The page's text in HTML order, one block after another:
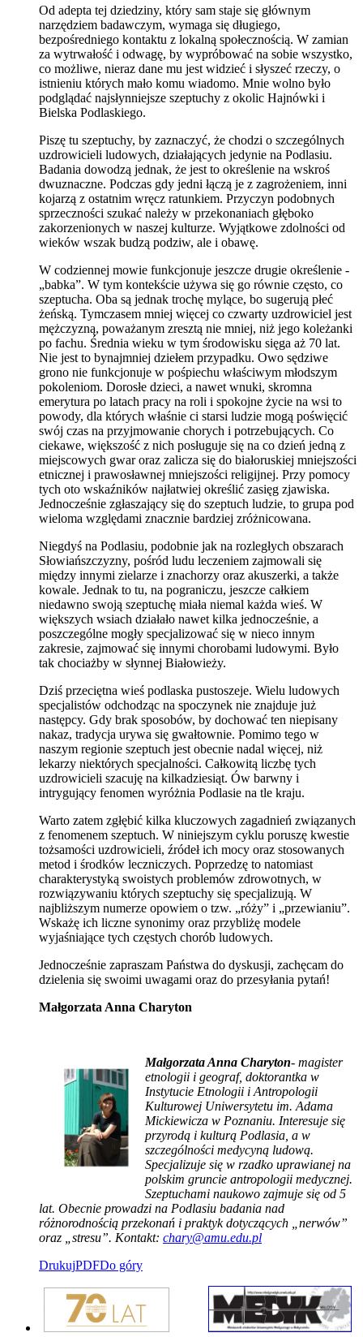
Od adepta tej dziedziny, który sam staje się głównym
narzędziem badawczym, wymaga się długiego,
bezpośredniego kontaktu z lokalną społecznością. W zamian
za wytrwałość i odwagę, by wypróbować na sobie wszystko,
co możliwe, nieraz dane mu jest widzieć i słyszeć rzeczy, o
istnieniu których mało komu wiadomo. Mnie wolno było
podglądać najsłynniejsze szeptuchy z okolic Hajnówki i
Bielska Podlaskiego.
Piszę tu szeptuchy, by zaznaczyć, że chodzi o szczególnych
uzdrowicieli ludowych, działających jedynie na Podlasiu.
Badania dowodzą jednak, że jest to określenie na wskroś
dwuznaczne. Podczas gdy jedni łączą je z zagrożeniem, inni
kojarzą z ostatnim wręcz ratunkiem. Przyczyn podobnych
sprzeczności szukać należy w przekonaniach głęboko
zakorzenionych w naszej kulturze. Wyjątkowe zdolności od
wieków wszak budzą podziw, ale i obawę.
W codziennej mowie funkcjonuje jeszcze drugie określenie -
„babka”. W tym kontekście używa się go równie często, co
szeptucha. Oba są jednak trochę mylące, bo sugerują płeć
żeńską. Tymczasem mniej więcej co czwarty uzdrowiciel jest
mężczyzną, poważanym zresztą nie mniej, niż jego koleżanki
po fachu. Średnia wieku w tym środowisku sięga aż 70 lat.
Nie jest to bynajmniej dziełem przypadku. Owo sędziwe
grono nie funkcjonuje w pośpiechu właściwym młodszym
pokoleniom. Dorosłe dzieci, a nawet wnuki, skromna
emerytura po latach pracy na roli i spokojne życie na wsi to
powody, dla których właśnie ci starsi ludzie mogą poświęcić
swój czas na przyjmowanie chorych i potrzebujących. Co
ciekawe, większość z nich posługuje się na co dzień jedną z
miejscowych gwar oraz zalicza się do białoruskiej mniejszości
etnicznej i prawosławnej mniejszości religijnej. Przy pomocy
tych oto wskaźników najłatwiej określić zasięg zjawiska.
Jednocześnie zgłaszający się do szeptuch ludzie, to grupa pod
wieloma względami znacznie bardziej zróżnicowana.
Niegdyś na Podlasiu, podobnie jak na rozległych obszarach
Słowiańszczyzny, pośród ludu leczeniem zajmowali się
między innymi zielarze i znachorzy oraz akuszerki, a także
kowale. Jednak to tu, na pograniczu, jeszcze całkiem
niedawno swoją szeptuchę miała niemal każda wieś. W
większych wsiach działało nawet kilka jednocześnie, a
poszczególne mogły specjalizować się w nieco innym
zakresie, zajmować się innymi chorobami ludowymi. Było
tak chociażby w słynnej Białowieży.
Dziś przeciętna wieś podlaska pustoszeje. Wielu ludowych
specjalistów odchodząc na spoczynek nie znajduje już
następcy. Gdy brak sposobów, by dochować ten niepisany
nakaz, tradycja urywa się gwałtownie. Pomimo tego w
naszym regionie szeptuch jest obecnie nadal więcej, niż
lekarzy niektórych specjalności. Całkowitą liczbę tych
uzdrowicieli szacuję na kilkadziesiąt. Ów barwny i
intrygujący fenomen wyróżnia Podlasie na tle kraju.
Warto zatem zgłębić kilka kluczowych zagadnień związanych
z fenomenem szeptuch. W niniejszym cyklu poruszę kwestie
tożsamości uzdrowicieli, źródeł ich mocy oraz stosowanych
metod i środków leczniczych. Poprzedzę to natomiast
charakterystyką swoistych problemów zdrowotnych, w
rozwiązywaniu których szeptuchy się specjalizują. W
najbliższym numerze opowiem o tzw. „róży” i „przewianiu”.
Wskażę ich liczne synonimy oraz przybliżę modele
wyjaśniające tych częstych chorób ludowych.
Jednocześnie zapraszam Państwa do dyskusji, zachęcam do
dzielenia się swoimi uwagami oraz do przesyłania pytań!
Małgorzata Anna Charyton
Małgorzata Anna Charyton- magister
etnologii i geograf, doktorantka w
Instytucie Etnologii i Antropologii
Kulturowej Uniwersytetu im. Adama
Mickiewicza w Poznaniu. Interesuje się
przyrodą i kulturą Podlasia, a w
szczególności medycyną ludową.
Specjalizuje się w rzadko uprawianej na
polskim gruncie antropologii medycznej.
Szeptuchami naukowo zajmuje się od 5
lat. Obecnie prowadzi na Podlasiu badania nad
różnorodnością przekonań i praktyk dotyczących „nerwów”
oraz „stresu”. Kontakt: chary@amu.edu.pl
DrukujPDFDo góry